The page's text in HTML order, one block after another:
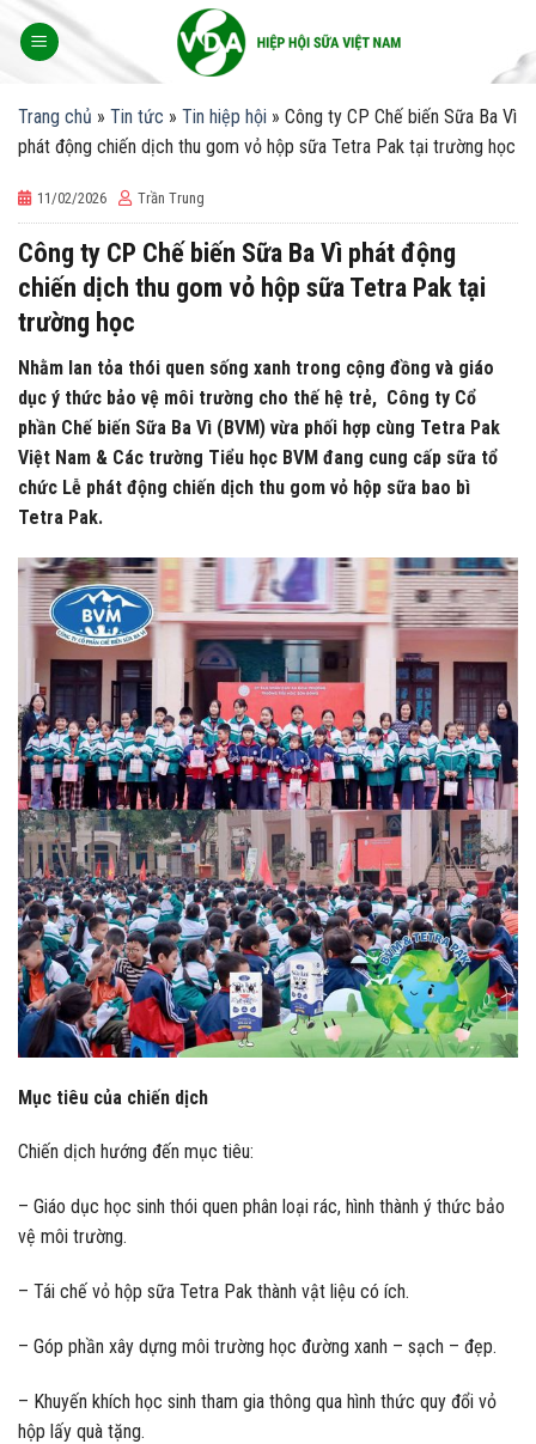
Trang chủ » Tin tức » Tin hiệp hội » Công ty CP Chế biến Sữa Ba Vì
phát động chiến dịch thu gom vỏ hộp sữa Tetra Pak tại trường học
11/02/2026 Trần Trung
Công ty CP Chế biến Sữa Ba Vì phát động
chiến dịch thu gom vỏ hộp sữa Tetra Pak tại
trường học
Nhằm lan tỏa thói quen sống xanh trong cộng đồng và giáo
dục ý thức bảo vệ môi trường cho thế hệ trẻ, Công ty Cổ
phần Chế biến Sữa Ba Vì (BVM) vừa phối hợp cùng Tetra Pak
Việt Nam & Các trường Tiểu học BVM đang cung cấp sữa tổ
chức Lễ phát động chiến dịch thu gom vỏ hộp sữa bao bì
Tetra Pak.
Mục tiêu của chiến dịch
Chiến dịch hướng đến mục tiêu:
– Giáo dục học sinh thói quen phân loại rác, hình thành ý thức bảo
vệ môi trường.
– Tái chế vỏ hộp sữa Tetra Pak thành vật liệu có ích.
– Góp phần xây dựng môi trường học đường xanh – sạch – đẹp.
– Khuyến khích học sinh tham gia thông qua hình thức quy đổi vỏ
hộp lấy quà tặng.